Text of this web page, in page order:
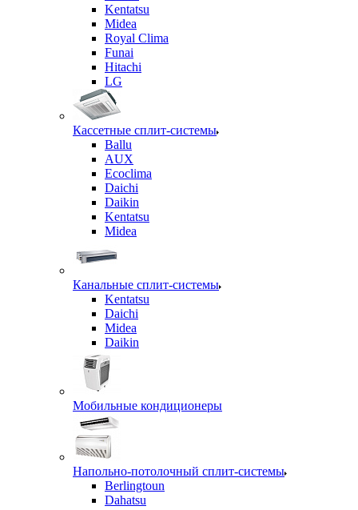
Kentatsu
Midea
Royal Clima
Funai
Hitachi
LG
Кассетные сплит-системы
Ballu
AUX
Ecoclima
Daichi
Daikin
Kentatsu
Midea
Канальные сплит-системы
Kentatsu
Daichi
Midea
Daikin
Мобильные кондиционеры
Напольно-потолочный сплит-системы
Berlingtoun
Dahatsu